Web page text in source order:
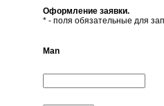
Оформление заявки.
* - поля обязательные для
Man